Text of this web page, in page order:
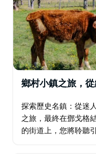
鄉村小鎮之旅，
探索歷史名鎮：從迷
之旅，最終在鄧戈格
的街道上，您將聆聽